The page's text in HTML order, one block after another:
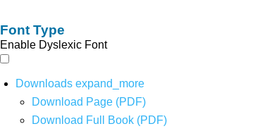
Font Type
Enable Dyslexic Font
Downloads expand_more
Download Page (PDF)
Download Full Book (PDF)